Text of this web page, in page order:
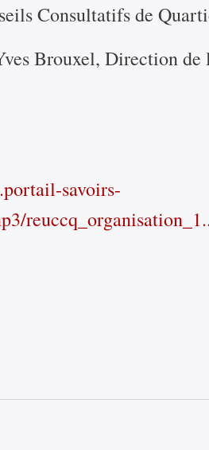
Consultatifs de
Brouxel, Direction
savoirs-